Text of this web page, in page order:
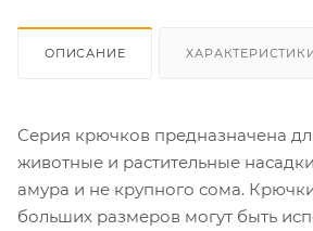
ОПИСАНИЕ
Серия крючков предназначена
животные и растительные
амура и не крупного сома.
больших размеров могут быть